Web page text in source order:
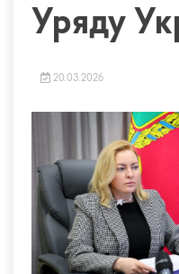
Уряду
20.03.2026